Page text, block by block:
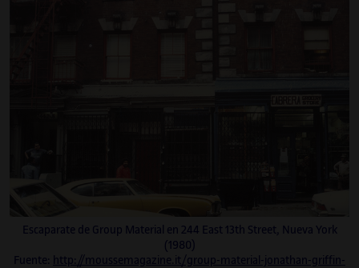
Escaparate de Group Material en 244 East 13th Street, Nueva York
(1980)
Fuente:
http://moussemagazine.it/group-material-jonathan-griffin-